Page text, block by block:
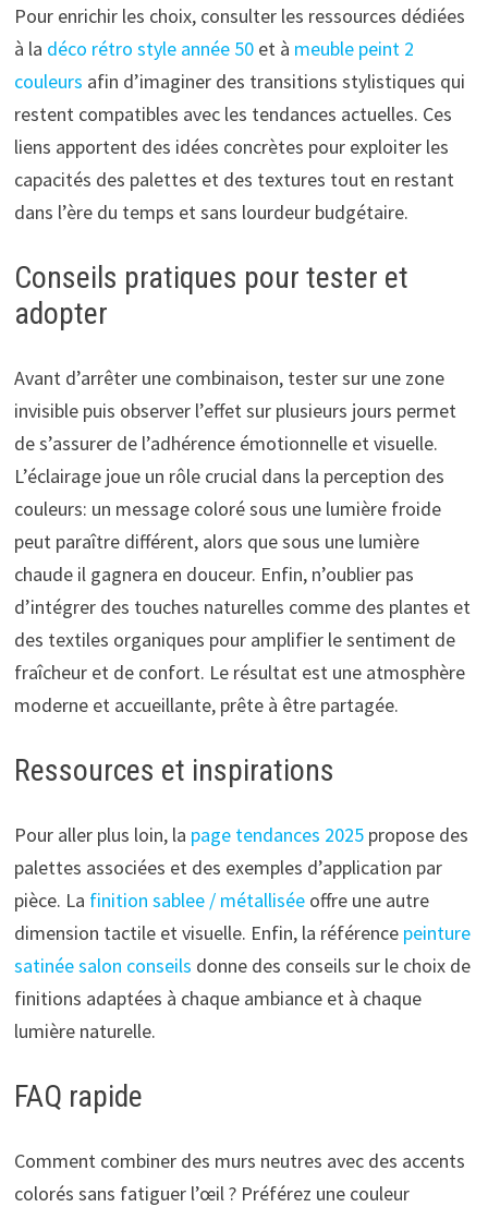
Pour enrichir les choix, consulter les ressources dédiées
à la déco rétro style année 50et à meuble peint 2
couleurs afin d’imaginer des transitions stylistiques qui
restent compatibles avec les tendances actuelles. Ces
liens apportent des idées concrètes pour exploiter les
capacités des palettes et des textures tout en restant
dans l’ère du temps et sans lourdeur budgétaire.
Conseils pratiques pour tester et
adopter
Avant d’arrêter une combinaison, tester sur une zone
invisible puis observer l’effet sur plusieurs jours permet
de s’assurer de l’adhérence émotionnelle et visuelle.
L’éclairage joue un rôle crucial dans la perception des
couleurs: un message coloré sous une lumière froide
peut paraître différent, alors que sous une lumière
chaude il gagnera en douceur. Enfin, n’oublier pas
d’intégrer des touches naturelles comme des plantes et
des textiles organiques pour amplifier le sentiment de
fraîcheur et de confort. Le résultat est une atmosphère
moderne et accueillante, prête à être partagée.
Ressources et inspirations
Pour aller plus loin, la page tendances 2025propose des
palettes associées et des exemples d’application par
pièce. La finition sablee / métalliséeoffre une autre
dimension tactile et visuelle. Enfin, la référence peinture
satinée salon conseils donne des conseils sur le choix de
finitions adaptées à chaque ambiance et à chaque
lumière naturelle.
FAQ rapide
Comment combiner des murs neutres avec des accents
colorés sans fatiguer l’œil ? Préférez une couleur